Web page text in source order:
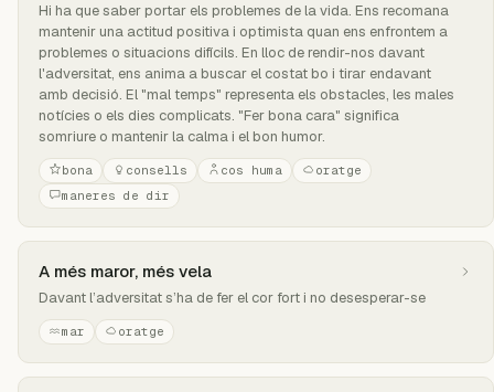
Hi ha que saber portar els problemes de la vida. Ens recomana
mantenir una actitud positiva i optimista quan ens enfrontem a
problemes o situacions difícils. En lloc de rendir-nos davant
l'adversitat, ens anima a buscar el costat bo i tirar endavant
amb decisió. El "mal temps" representa els obstacles, les males
notícies o els dies complicats. "Fer bona cara" significa
somriure o mantenir la calma i el bon humor.
bona consells cos huma
oratge
maneres de dir
A més maror, més vela
Davant l’adversitat s’ha de fer el cor fort i no desesperar-se
mar oratge